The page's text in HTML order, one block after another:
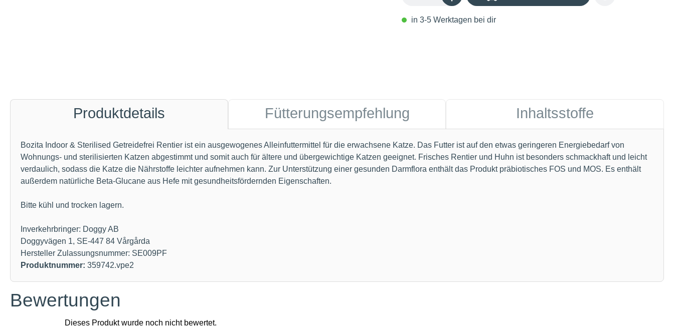
in 3-5 Werktagen bei dir
Produktdetails Fütterungsempfehlung Inhaltsstoffe
Bozita Indoor & Sterilised Getreidefrei Rentier ist ein ausgewogenes Alleinfuttermittel für die erwachsene Katze. Das Futter ist auf den etwas geringeren Energiebedarf von
Wohnungs- und sterilisierten Katzen abgestimmt und somit auch für ältere und übergewichtige Katzen geeignet. Frisches Rentier und Huhn ist besonders schmackhaft und leicht
verdaulich, sodass die Katze die Nährstoffe leichter aufnehmen kann. Zur Unterstützung einer gesunden Darmflora enthält das Produkt präbiotisches FOS und MOS. Es enthält
außerdem natürliche Beta-Glucane aus Hefe mit gesundheitsfördernden Eigenschaften.
Bitte kühl und trocken lagern.
Inverkehrbringer: Doggy AB
Doggyvägen 1, SE-447 84 Vårgårda
Hersteller Zulassungsnummer: SE009PF
Produktnummer: 359742.vpe2
Bewertungen